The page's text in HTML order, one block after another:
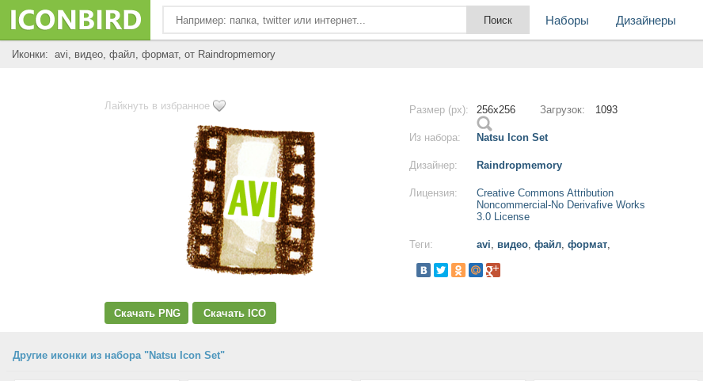
Наборы Дизайнеры
Иконки: avi, видео, файл, формат, от Raindropmemory
Лайкнуть в избранное
Скачать PNG Скачать ICO
Размер (px): 256x256 Загрузок: 1093
Из набора: Natsu Icon Set
Дизайнер: Raindropmemory
Лицензия:
Creative Commons Attribution
Noncommercial-No Derivafive Works
3.0 License
Теги: avi, видео, файл, формат,
Другие иконки из набора "Natsu Icon Set"